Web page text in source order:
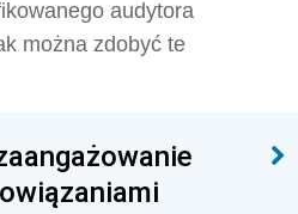
audytora
można zdobyć te